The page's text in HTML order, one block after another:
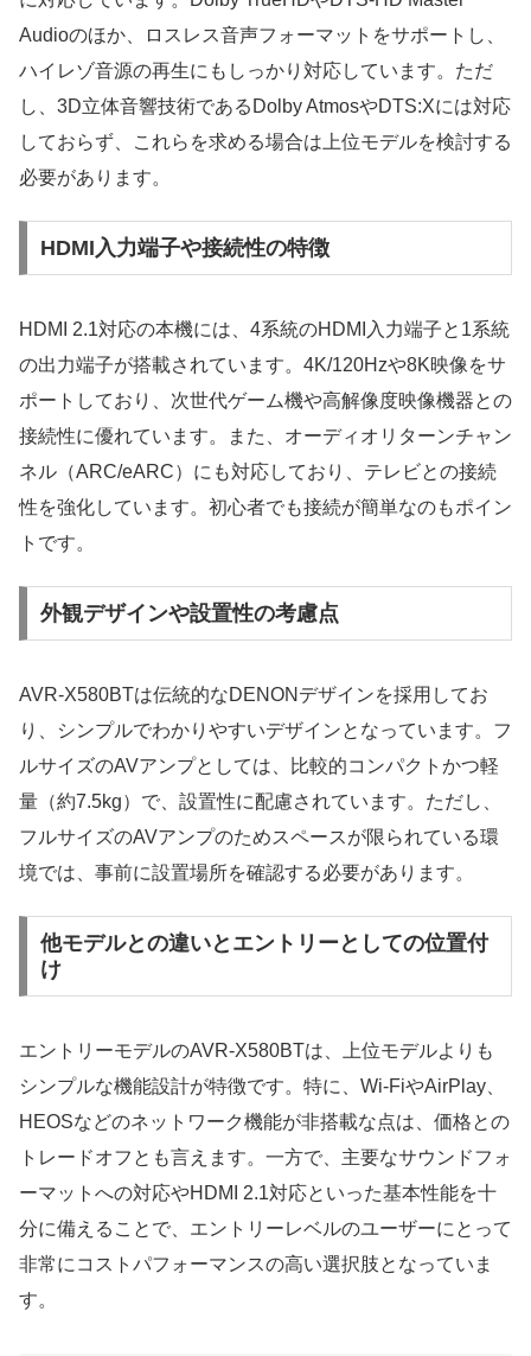
Audioのほか、ロスレス音声フォーマットをサポートし、
ハイレゾ音源の再生にもしっかり対応しています。ただ
し、3D立体音響技術であるDolby AtmosやDTS:Xには対応
しておらず、これらを求める場合は上位モデルを検討する
必要があります。
HDMI入力端子や接続性の特徴
HDMI 2.1対応の本機には、4系統のHDMI入力端子と1系統
の出力端子が搭載されています。4K/120Hzや8K映像をサ
ポートしており、次世代ゲーム機や高解像度映像機器との
接続性に優れています。また、オーディオリターンチャン
ネル（ARC/eARC）にも対応しており、テレビとの接続
性を強化しています。初心者でも接続が簡単なのもポイン
トです。
外観デザインや設置性の考慮点
AVR-X580BTは伝統的なDENONデザインを採用してお
り、シンプルでわかりやすいデザインとなっています。フ
ルサイズのAVアンプとしては、比較的コンパクトかつ軽
量（約7.5kg）で、設置性に配慮されています。ただし、
フルサイズのAVアンプのためスペースが限られている環
境では、事前に設置場所を確認する必要があります。
他モデルとの違いとエントリーとしての位置付
け
エントリーモデルのAVR-X580BTは、上位モデルよりも
シンプルな機能設計が特徴です。特に、Wi-FiやAirPlay、
HEOSなどのネットワーク機能が非搭載な点は、価格との
トレードオフとも言えます。一方で、主要なサウンドフォ
ーマットへの対応やHDMI 2.1対応といった基本性能を十
分に備えることで、エントリーレベルのユーザーにとって
非常にコストパフォーマンスの高い選択肢となっていま
す。